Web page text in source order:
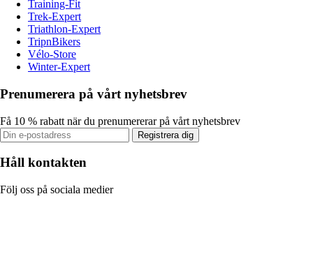
Training-Fit
Trek-Expert
Triathlon-Expert
TripnBikers
Vélo-Store
Winter-Expert
Prenumerera på vårt nyhetsbrev
Få 10 % rabatt när du prenumererar på vårt nyhetsbrev
Registrera dig
Håll kontakten
Följ oss på sociala medier